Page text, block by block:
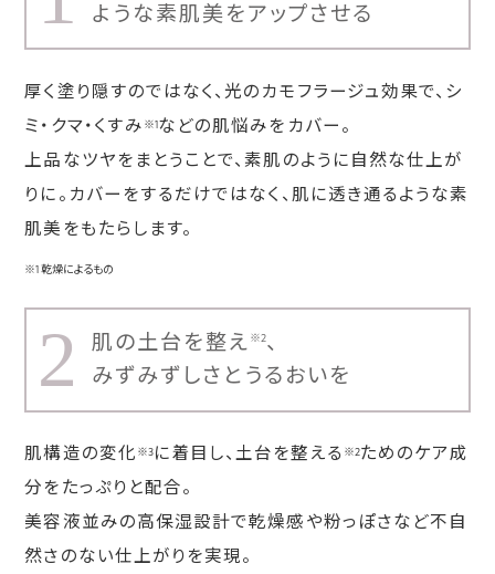
ような素肌美をアップさせる
厚く塗り隠すのではなく、光のカモフラージュ効果で、シ
ミ・クマ・くすみ ※1などの肌悩みをカバー。
上品なツヤをまとうことで、素肌のように自然な仕上が
りに。カバーをするだけではなく、肌に透き通るような素
肌美をもたらします。
※1 乾燥によるもの
2 肌の土台を整え ※2、
みずみずしさとうるおいを
肌構造の変化 ※3に着目し、土台を整える ※2ためのケア成
分をたっぷりと配合。
美容液並みの高保湿設計で乾燥感や粉っぽさなど不自
然さのない仕上がりを実現。